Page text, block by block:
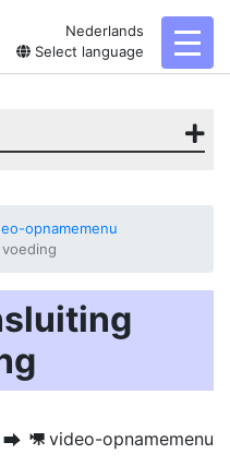
Nederlands
Select language
opnamemenu
U 1 video-opnamemenu